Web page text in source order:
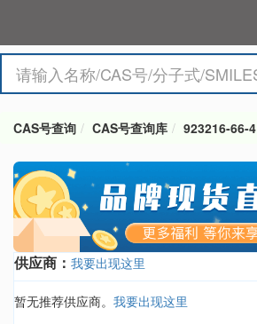
CAS号查询 CAS号查询库 923216-66-4
供应商： 我要出现这里
暂无推荐供应商。 我要出现这里